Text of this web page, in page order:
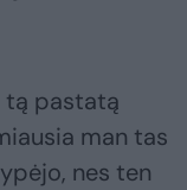
tą pastatą
man tas
nes ten